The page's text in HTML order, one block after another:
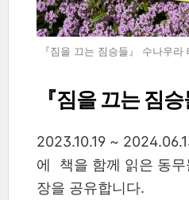
『짐을 끄는 짐승들』 수나우
『짐을 끄는 짐승
2023.10.19 ~
에 책을 함께 읽은 동
장을 공유합니다.